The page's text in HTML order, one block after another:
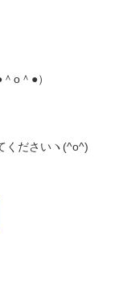
o＾●）
くださいヽ(^o^)